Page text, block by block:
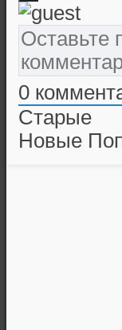
0
Старые
Новые